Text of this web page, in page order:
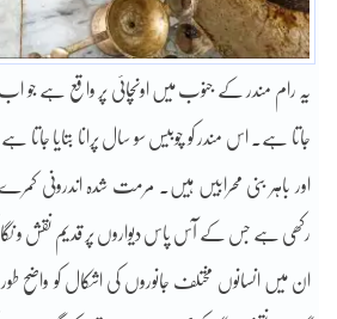
یہ رام مندر کے جنوب میں اونچائی پر واقع ہے جو اب
جاتا ہے۔ اس مندر کو چوبیس سو سال پرانا بتایا
اور باہر بنی محرابیں ہیں۔ مرمت شدہ اندرونی
رکھی ہے جس کے آس پاس دیواروں پر قدیم نقش و نگار
ان میں انسانوں مختلف جانوروں کی اشکال کو واضح